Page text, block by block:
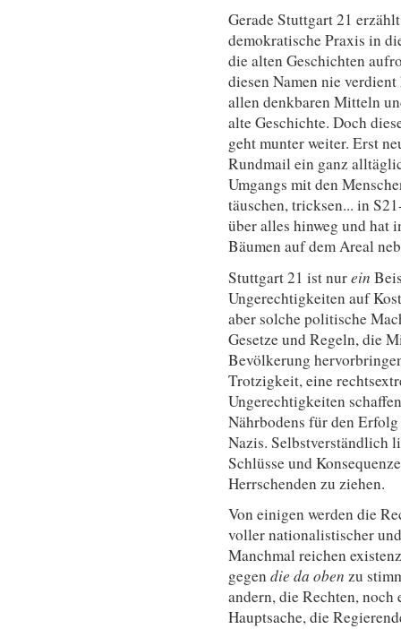
Gerade Stuttgart 21
demokratische Praxis in
die alten Geschichten
diesen Namen nie
allen denkbaren Mitteln
alte Geschichte. Doch
geht munter weiter. Erst
Rundmail ein ganz
Umgangs mit den
täuschen, tricksen... in
über alles hinweg und hat
Bäumen auf dem Areal
Stuttgart 21 ist nurein
Ungerechtigkeiten auf
aber solche politische
Gesetze und Regeln, die
Bevölkerung
Trotzigkeit, eine
Ungerechtigkeiten
Nährbodens für den
Nazis. Selbstverständlich
Schlüsse und
Herrschenden zu ziehen.
Von einigen werden die
voller nationalistischer
Manchmal reichen
gegen die da oben zu
andern, die Rechten,
Hauptsache, die